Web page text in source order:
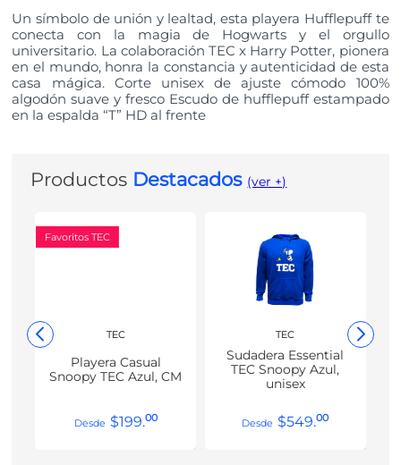
Un símbolo de unión y lealtad, esta playera Hufflepuff te
conecta con la magia de Hogwarts y el orgullo
universitario. La colaboración TEC x Harry Potter, pionera
en el mundo, honra la constancia y autenticidad de esta
casa mágica. Corte unisex de ajuste cómodo 100%
algodón suave y fresco Escudo de hufflepuff estampado
en la espalda “T” HD al frente
Productos Destacados (ver +)
Favoritos TEC
TEC
Playera Casual
Snoopy TEC Azul, CM
$199.00
TEC
Sudadera Essential
TEC Snoopy Azul,
unisex
$549.00